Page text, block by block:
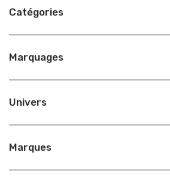
Catégories
Marquages
Univers
Marques